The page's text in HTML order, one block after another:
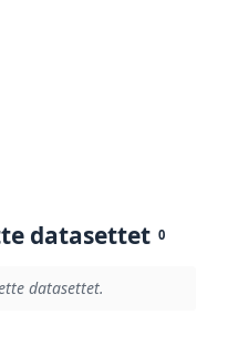
datasettet 0
datasettet.